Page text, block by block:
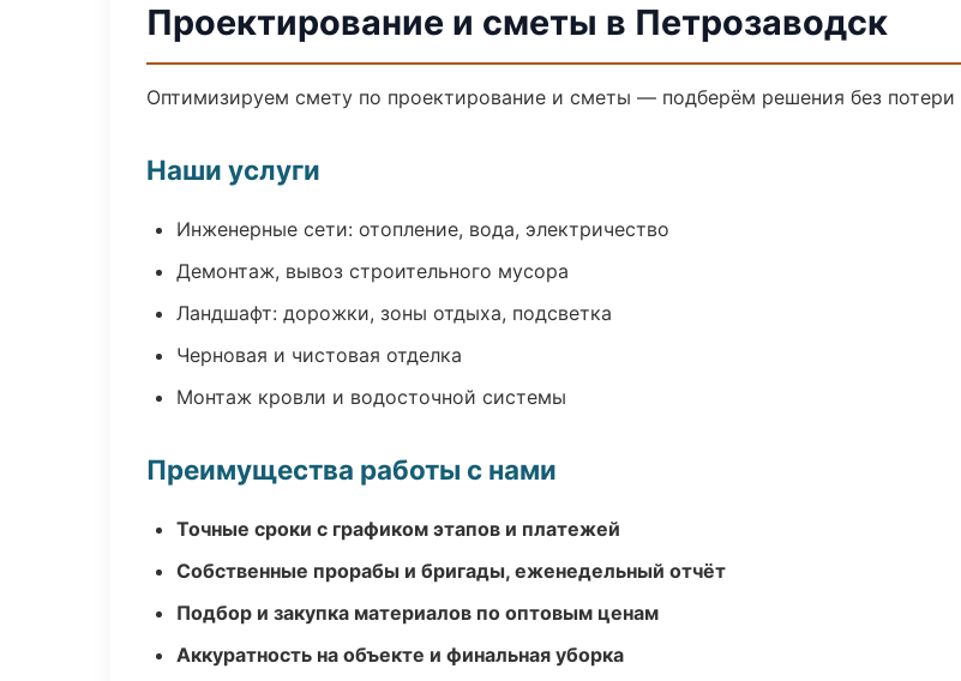
Проектирование и сметы в Петрозаводск
Оптимизируем смету по проектирование и сметы — подберём решения без потери
Наши услуги
Инженерные сети: отопление, вода, электричество
Демонтаж, вывоз строительного мусора
Ландшафт: дорожки, зоны отдыха, подсветка
Черновая и чистовая отделка
Монтаж кровли и водосточной системы
Преимущества работы с нами
Точные сроки с графиком этапов и платежей
Собственные прорабы и бригады, еженедельный отчёт
Подбор и закупка материалов по оптовым ценам
Аккуратность на объекте и финальная уборка